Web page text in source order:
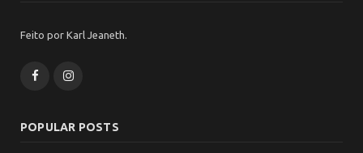
Feito por Karl Jeaneth.
FacebookInstagram
POPULAR POSTS